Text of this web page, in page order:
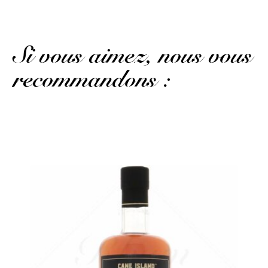
Si vous aimez, nous vous
recommandons :